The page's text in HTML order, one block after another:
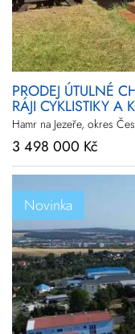
PRODEJ ÚTULNÉ
RÁJI CYKLISTIKY A
Hamr na Jezeře, okres
3 498 000 Kč
Novinka